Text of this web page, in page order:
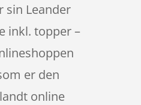
sin Leander
inkl. topper –
er den
online